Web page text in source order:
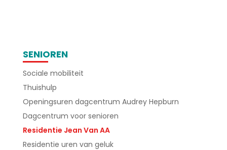
SENIOREN
Sociale mobiliteit
Thuishulp
Openingsuren dagcentrum Audrey Hepburn
Dagcentrum voor senioren
Residentie Jean Van AA
Residentie uren van geluk